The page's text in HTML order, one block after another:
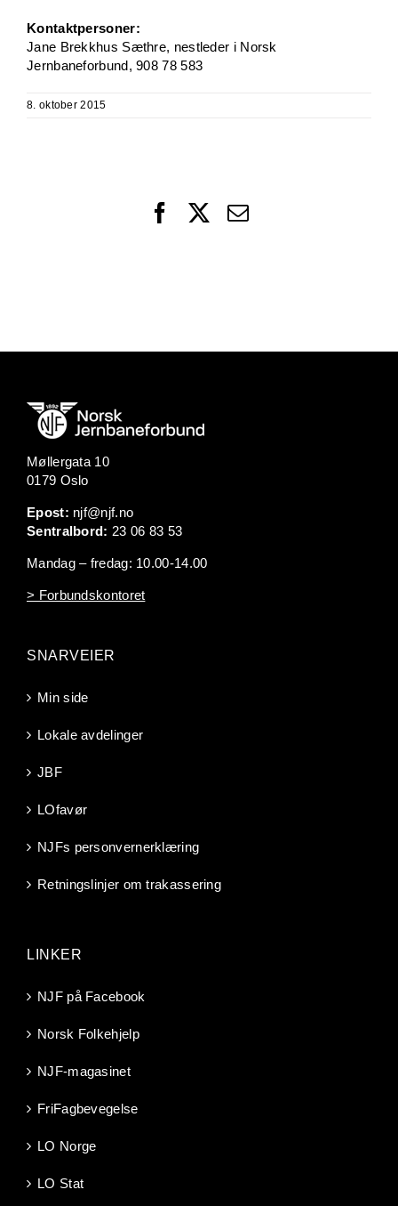
Kontaktpersoner:
Jane Brekkhus Sæthre, nestleder i Norsk
Jernbaneforbund, 908 78 583
8. oktober 2015
FacebookEmail
Møllergata 10
0179 Oslo
Epost: njf@njf.no
Sentralbord: 23 06 83 53
Mandag – fredag: 10.00-14.00
> Forbundskontoret
SNARVEIER
Min side
Lokale avdelinger
JBF
LOfavør
NJFs personvernerklæring
Retningslinjer om trakassering
LINKER
NJF på Facebook
Norsk Folkehjelp
NJF-magasinet
FriFagbevegelse
LO Norge
LO Stat